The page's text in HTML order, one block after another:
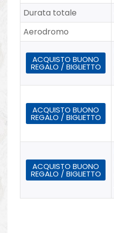
Durata totale
Aerodromo
ACQUISTO BUONO
REGALO / BIGLIETTO
ACQUISTO BUONO
REGALO / BIGLIETTO
ACQUISTO BUONO
REGALO / BIGLIETTO